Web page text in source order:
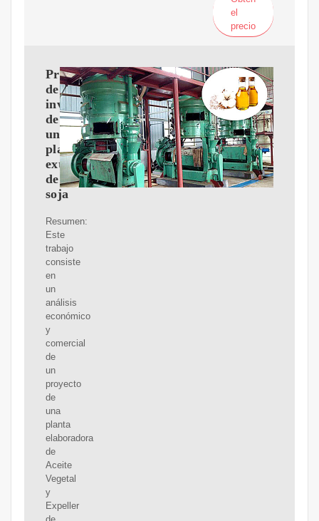
el
precio
Proyecto
de
inversión
de
una
planta
extrusadora
de
soja
Resumen:
Este
trabajo
consiste
en
un
análisis
económico
y
comercial
de
un
proyecto
de
una
planta
elaboradora
de
Aceite
Vegetal
y
Expeller